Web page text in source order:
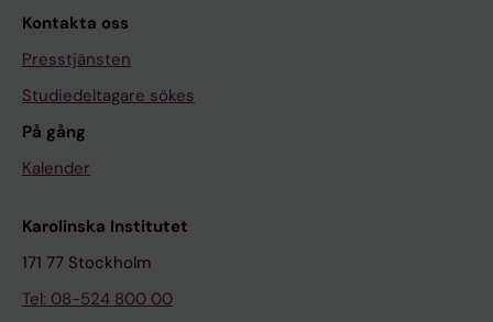
Kontakta oss
Presstjänsten
Studiedeltagare sökes
På gång
Kalender
Karolinska Institutet
171 77 Stockholm
Tel: 08-524 800 00